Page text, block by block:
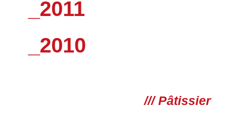
_2011
_2010
/// Pâtissier